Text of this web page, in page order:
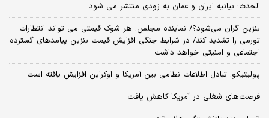
الحدث: بیانیه ایران و عمان به زودی منتشر می شود
بنزین گران می‌شود؟/ نماینده مجلس: هر شوک قیمتی می تواند انتظارات
تورمی را تشدید کند/ در شرایط جنگی افزایش قیمت بنزین پیامدهای گسترده
اجتماعی و امنیتی خواهد داشت
پولیتیکو: تبادل اطلاعات نظامی بین آمریکا و اوکراین افزایش یافته است
فرصت‌های شغلی در آمریکا کاهش یافت